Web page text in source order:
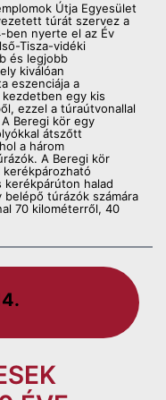
Útja Egyesület
túrát szervez a
ben nyerte el az Év
Tisza-vidéki
és legjobb
kiválóan
eszenciája a
egy kis
ezzel a túraútvonallal
Beregi kör egy
átszőtt
a három
A Beregi kör
halad
túrázók számára
70 kilométerről, 40